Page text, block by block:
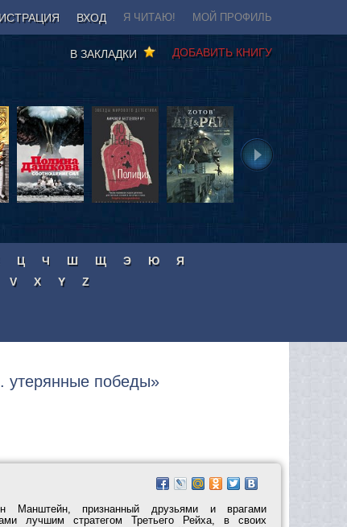
ВХОД Я ЧИТАЮ! МОЙ ПРОФИЛЬ
ДОБАВИТЬ КНИГУ
В ЗАКЛАДКИ
Ц Ч Ш Щ Э Ю
Я
V X Y Z
утерянные победы»
Манштейн, признанный друзьями и врагами
лучшим стратегом Третьего Рейха, в своих